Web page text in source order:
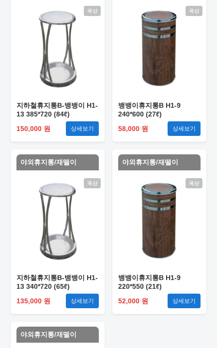
국산
지하철휴지통B-뱅뱅이 H1-
13 385*720 (84ℓ)
150,000 원
상세보기
국산
뱅뱅이휴지통B H1-9
240*600 (27ℓ)
58,000 원
상세보기
야외휴지통/재떨이
국산
지하철휴지통B-뱅뱅이 H1-
13 340*720 (65ℓ)
135,000 원
상세보기
야외휴지통/재떨이
국산
뱅뱅이휴지통B H1-9
220*550 (21ℓ)
52,000 원
상세보기
야외휴지통/재떨이